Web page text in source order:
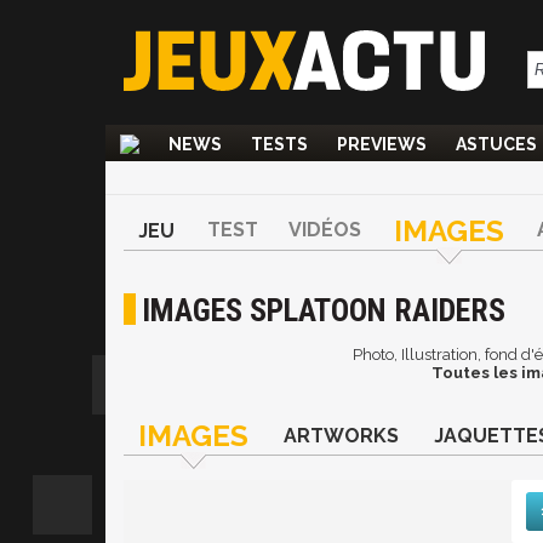
NEWS TESTS PREVIEWS ASTUCES
JEU TEST VIDÉOS IMAGES
IMAGES SPLATOON RAIDERS
Photo, Illustration, fond
Toutes les
IMAGES ARTWORKS